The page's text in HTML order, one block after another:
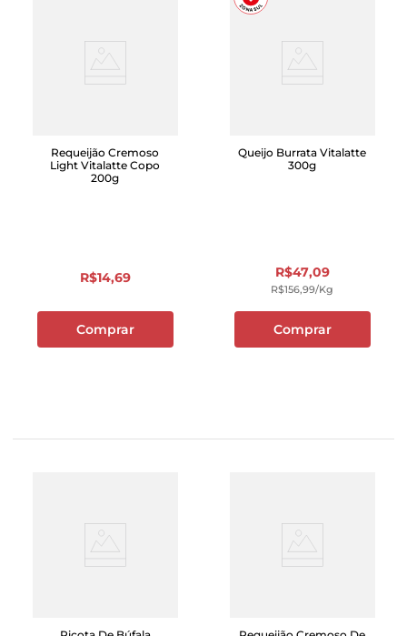
Requeijão Cremoso
Light Vitalatte Copo
200g
R$14,69
Comprar
Queijo Burrata Vitalatte
300g
R$47,09
R$156,99/kg
Comprar